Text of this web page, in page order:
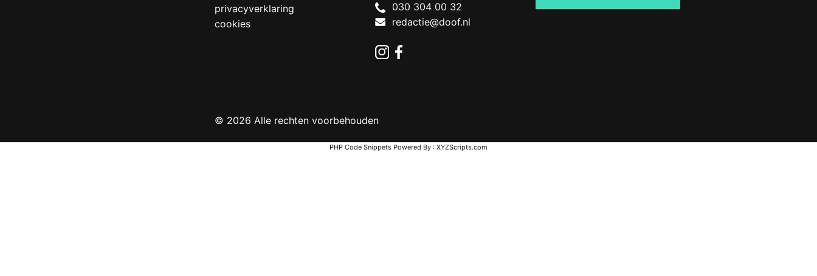
privacyverklaring
cookies
Netherlands
030 304 00 32
redactie@doof.nl
© 2026 Alle rechten voorbehouden
PHP Code Snippets Powered By : XYZScripts.com